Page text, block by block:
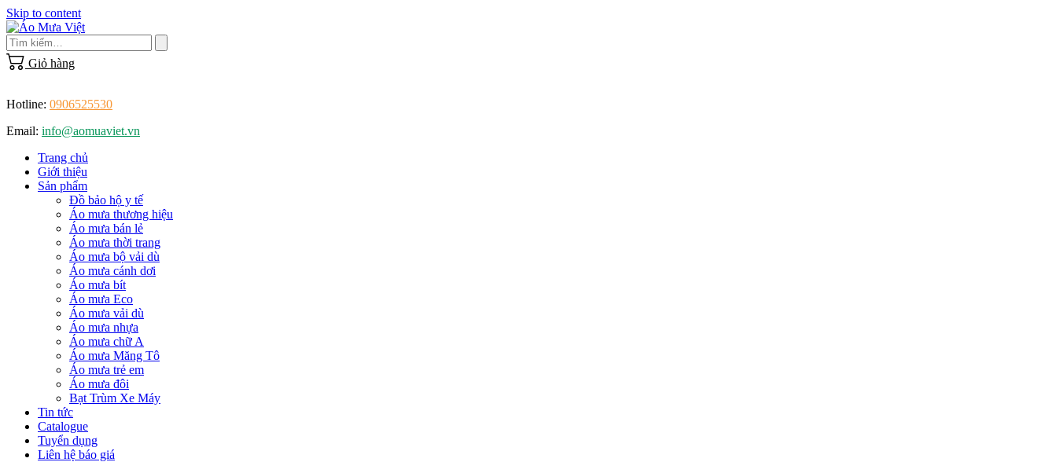
Skip to content
Giỏ hàng
Hotline: 0906525530
Email: info@aomuaviet.vn
Trang chủ
Giới thiệu
Sản phẩm
Đồ bảo hộ y tế
Áo mưa thương hiệu
Áo mưa bán lẻ
Áo mưa thời trang
Áo mưa bộ vải dù
Áo mưa cánh dơi
Áo mưa bít
Áo mưa Eco
Áo mưa vải dù
Áo mưa nhựa
Áo mưa chữ A
Áo mưa Măng Tô
Áo mưa trẻ em
Áo mưa đôi
Bạt Trùm Xe Máy
Tin tức
Catalogue
Tuyển dụng
Liên hệ báo giá